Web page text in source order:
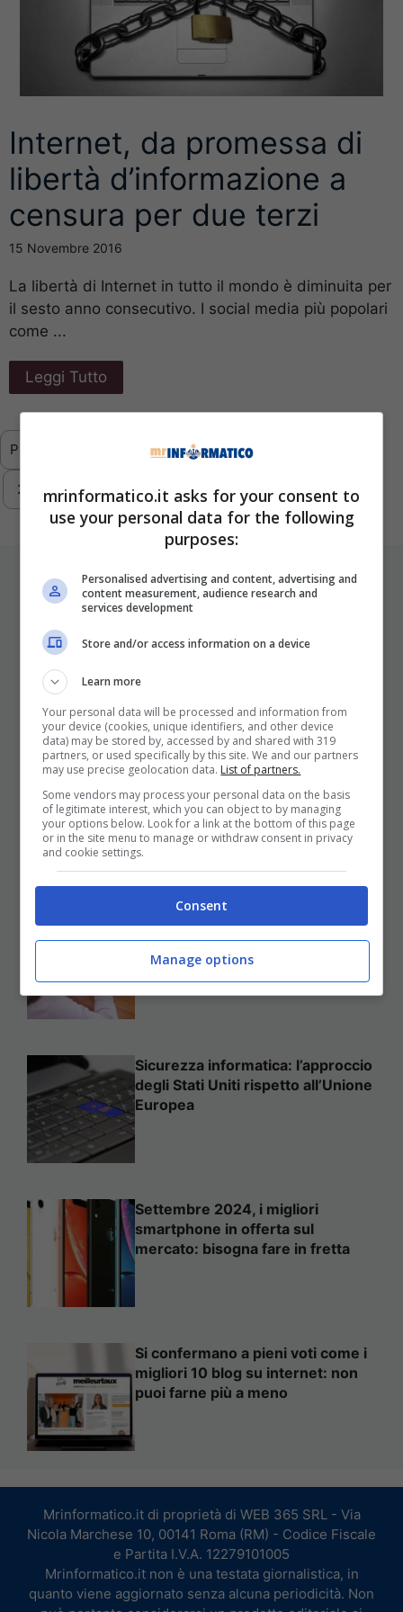
Internet, da promessa di
libertà d’informazione a
censura per due terzi
15 Novembre 2016
La libertà di Internet in tutto il mondo è diminuita per
il sesto anno consecutivo. I social media più popolari
come ...
Leggi Tutto
Previous 3 4
293 Next
ULTIMI ARTICOLI
I Pro E I Contro Di Una Nuova Moda
Che Punta A Cambiare Il Tabacco
Per Sempre
25 Novembre 2025
proprio sito web
Sicurezza informatica: l’approccio
degli Stati Uniti rispetto all’Unione
Europea
Settembre 2024, i migliori
smartphone in offerta sul
mercato: bisogna fare in fretta
Si confermano a pieni voti come i
migliori 10 blog su internet: non
puoi farne più a meno
Mrinformatico.it di proprietà di WEB 365 SRL - Via
Nicola Marchese 10, 00141 Roma (RM) - Codice Fiscale
e Partita I.V.A. 12279101005
Mrinformatico.it non è una testata giornalistica, in
quanto viene aggiornato senza alcuna periodicità. Non
mrinformatico.it asks for your consent to
use your personal data for the following
purposes:
Personalised advertising and content, advertising and
content measurement, audience research and
services development
Store and/or access information on a device
Learn more
Your personal data will be processed and information from
your device (cookies, unique identifiers, and other device
data) may be stored by, accessed by and shared with 319
partners, or used specifically by this site. We and our partners
may use precise geolocation data. List of partners.
Some vendors may process your personal data on the basis
of legitimate interest, which you can object to by managing
your options below. Look for a link at the bottom of this page
or in the site menu to manage or withdraw consent in privacy
and cookie settings.
Consent
Manage options